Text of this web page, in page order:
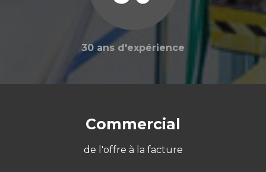
30 ans d'expérience
Commercial
de l'offre à la facture